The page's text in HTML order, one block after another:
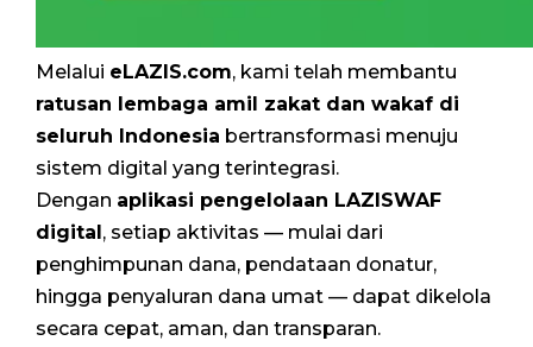
Melalui eLAZIS.com, kami telah membantu
ratusan lembaga amil zakat dan wakaf di
seluruh Indonesia bertransformasi menuju
sistem digital yang terintegrasi.
Dengan aplikasi pengelolaan LAZISWAF
digital , setiap aktivitas — mulai dari
penghimpunan dana, pendataan donatur,
hingga penyaluran dana umat — dapat dikelola
secara cepat, aman, dan transparan.